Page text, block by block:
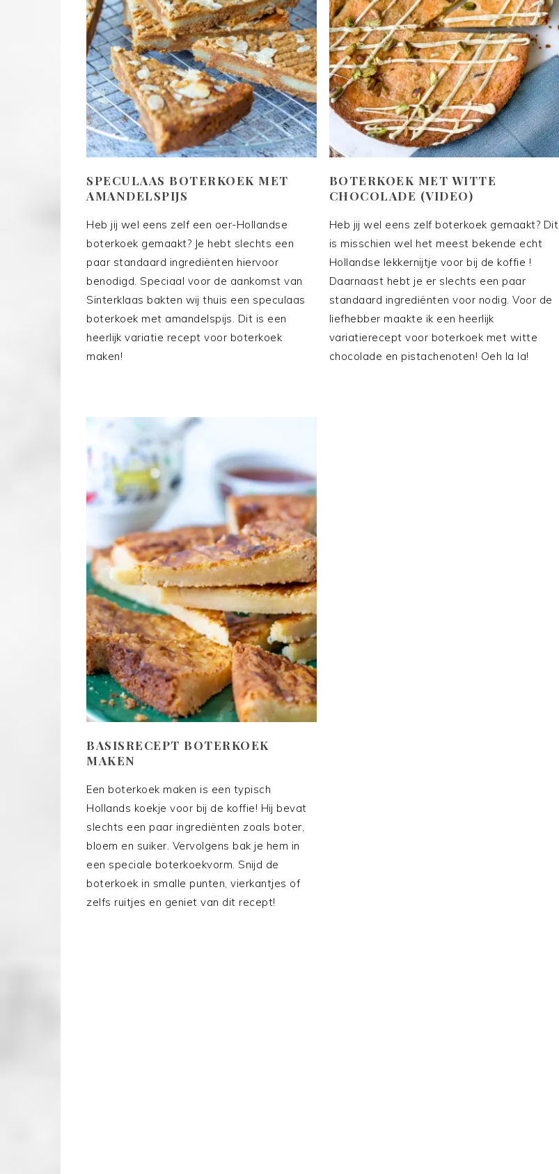
SPECULAAS BOTERKOEK MET
AMANDELSPIJS
Heb jij wel eens zelf een oer-Hollandse
boterkoek gemaakt? Je hebt slechts een
paar standaard ingrediënten hiervoor
benodigd. Speciaal voor de aankomst van
Sinterklaas bakten wij thuis een speculaas
boterkoek met amandelspijs. Dit is een
heerlijk variatie recept voor boterkoek
maken!
BOTERKOEK MET WITTE
CHOCOLADE (VIDEO)
Heb jij wel eens zelf boterkoek gemaakt? Dit
is misschien wel het meest bekende echt
Hollandse lekkernijtje voor bij de koffie !
Daarnaast hebt je er slechts een paar
standaard ingrediënten voor nodig. Voor de
liefhebber maakte ik een heerlijk
variatierecept voor boterkoek met witte
chocolade en pistachenoten! Oeh la la!
BASISRECEPT BOTERKOEK
MAKEN
Een boterkoek maken is een typisch
Hollands koekje voor bij de koffie! Hij bevat
slechts een paar ingrediënten zoals boter,
bloem en suiker. Vervolgens bak je hem in
een speciale boterkoekvorm. Snijd de
boterkoek in smalle punten, vierkantjes of
zelfs ruitjes en geniet van dit recept!